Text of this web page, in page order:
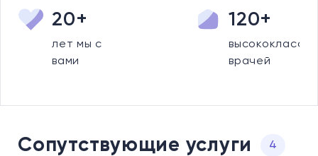
20+
лет мы с
вами
120+
врачей
Сопутствующие услуги 4